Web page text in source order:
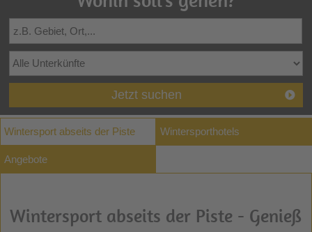
Jetzt suchen
Wintersport abseits der Piste Wintersporthotels
Angebote
Wintersport abseits der Piste - Genieß